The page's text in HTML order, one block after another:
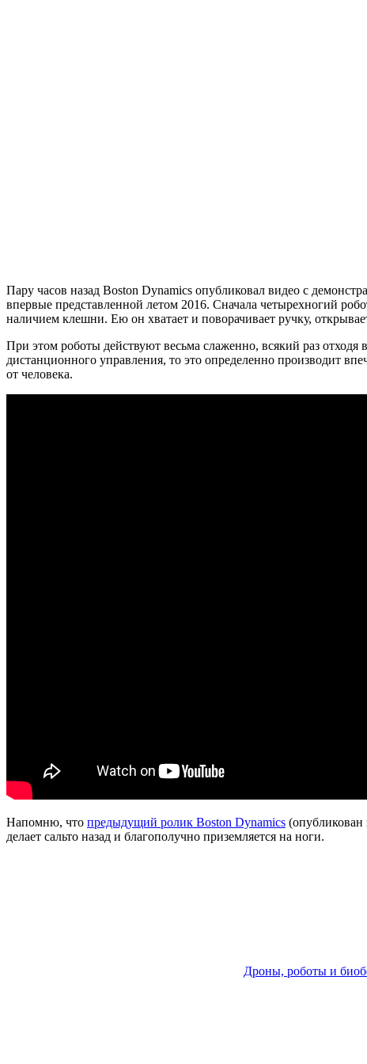
Пару часов назад Boston Dynamics опубликовал видео с
впервые представленной летом 2016. Сначала четырехногий
наличием клешни. Ею он хватает и поворачивает ручку,
При этом роботы действуют весьма слаженно, всякий раз
дистанционного управления, то это определенно производит
от человека.
Напомню, что предыдущий ролик Boston Dynamics (опубликован
делает сальто назад и благополучно приземляется на ноги.
Дроны, роботы и